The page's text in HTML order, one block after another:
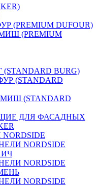
(PREMIUM DUFOUR)
(PREMIUM
BURG)
(STANDARD
(STANDARD
ДЛЯ ФАСАДНЫХ
NORDSIDE
NORDSIDE
NORDSIDE